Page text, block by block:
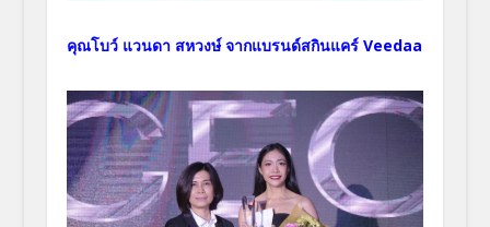
คุณโบว์ แวนดา สหวงษ์ จากแบรนด์สกินแคร์ Veedaa